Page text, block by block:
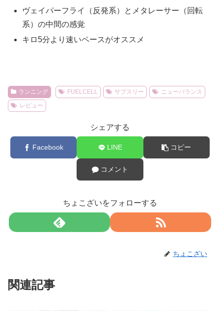
ヴェイパーフライ（反発系）とメタレーサー（回転
系）の中間の感覚
キロ5分より速いペースがオススメ
ランニング FUELCELL サブスリー
ニューバランス
レビュー
シェアする
Facebook LINE コピー
コメント
ちょこざいをフォローする
ちょこざい
関連記事